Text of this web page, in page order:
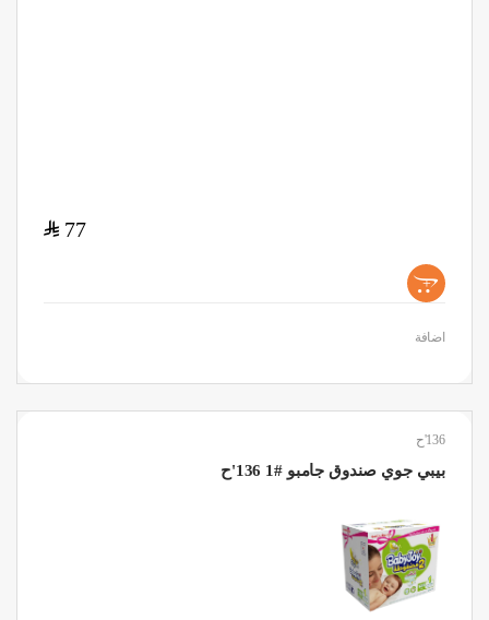
77
$
+
اضافة
136'ح
بيبي جوي صندوق جامبو #1 136'ح